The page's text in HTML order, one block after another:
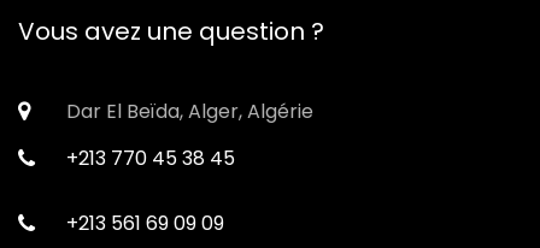
Vous avez une question ?
Dar El Beïda, Alger, Algérie
+213 770 45 38 45
+213 561 69 09 09